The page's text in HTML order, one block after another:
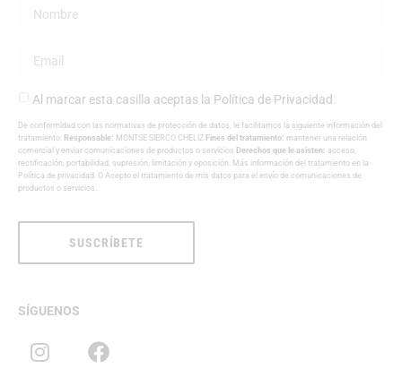
Al marcar esta casilla aceptas la Política de Privacidad.
De conformidad con las normativas de protección de datos, le facilitamos la siguiente información del
tratamiento: Responsable: MONTSE SIERCO CHELIZ Fines del tratamiento: mantener una relación
comercial y enviar comunicaciones de productos o servicios Derechos que le asisten: acceso,
rectificación, portabilidad, supresión, limitación y oposición. Más información del tratamiento en la
Política de privacidad . O Acepto el tratamiento de mis datos para el envío de comunicaciones de
productos o servicios.
SUSCRÍBETE
SÍGUENOS